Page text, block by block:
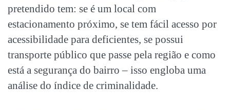
pretendido tem: se é um local com
estacionamento próximo, se tem fácil acesso por
acessibilidade para deficientes, se possui
transporte público que passe pela região e como
está a segurança do bairro – isso engloba uma
análise do índice de criminalidade.